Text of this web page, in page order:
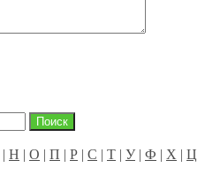
| Н | О | П | Р | С | Т | У| Ф | Х | Ц